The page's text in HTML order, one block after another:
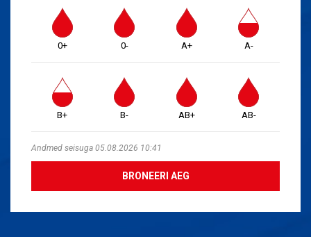
0+ 0- A+ A-
B+ B- AB+ AB-
Andmed seisuga 05.08.2026 10:41
BRONEERI AEG